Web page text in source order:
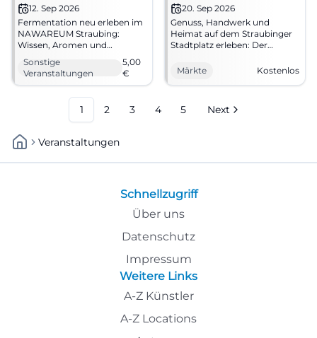
12. Sep 2026
Fermentation neu erleben im
NAWAREUM Straubing:
Wissen, Aromen und
Zukunftsideen treffen sich am
12.09.2026. 5 € Eintritt, jetzt
vormerken! #Straubing
Sonstige
Veranstaltungen
5,00
€
20. Sep 2026
Genuss, Handwerk und
Heimat auf dem Straubinger
Stadtplatz erleben: Der
regionale Spezialitäten und
Märkte Kostenlos
1 2 3 4 5 Next
Veranstaltungen
Schnellzugriff
Über uns
Datenschutz
Impressum
Weitere Links
A-Z Künstler
A-Z Locations